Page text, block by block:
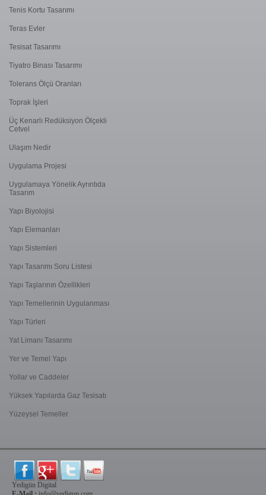
Tenis Kortu Tasarımı
Teras Evler
Tesisat Tasarımı
Tiyatro Binası Tasarımı
Tolerans Ölçü Oranları
Toprak İşleri
Üç Kenarlı Redüksiyon Ölçekli
Cetvel
Ulaşım Nedir
Uygulama Projesi
Uygulamaya Yönelik Ayrıntıda
Tasarım
Yapı Biyolojisi
Yapı Elemanları
Yapı Sistemleri
Yapı Tasarımı Soru Listesi
Yapı Taşlarının Özellikleri
Yapı Temellerinin Uygulanması
Yapı Türleri
Yat Limanı Tasarımı
Yer ve Temel Yapı
Yollar ve Caddeler
Yüksek Yapılarda Gaz Tesisatı
Yüzeysel Temeller
Yedigün Digital